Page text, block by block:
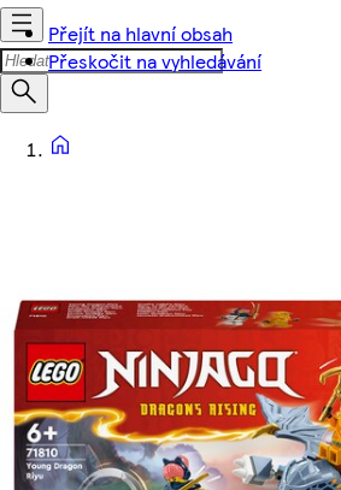
Přejít na hlavní obsah
Přeskočit na vyhledávání